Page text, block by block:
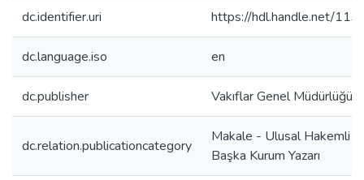
dc.identifier.uri https://hdl.handle.net/
dc.language.iso en
dc.publisher Vakıflar Genel Müdürlüğü
dc.relation.publicationcategory
Makale - Ulusal Hakemli
Başka Kurum Yazarı